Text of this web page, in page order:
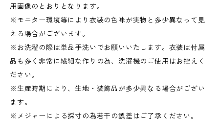
用画像のとおりとなります。
※モニター環境等により衣装の色味が実物と多少異なって見
える場合がございます。
※お洗濯の際は単品手洗いでお願いいたします。衣装は付属
品も多く非常に繊細な作りの為、洗濯機のご使用はお控えく
ださい。
※生産時期により、生地・装飾品が多少異なる場合がござい
ます。
※メジャーによる採寸の為若干の誤差はご了承ください。